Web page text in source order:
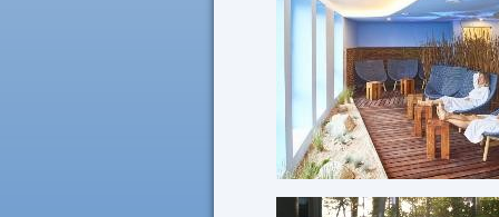
Massagen
Aktuelles
Lange Therme-Nacht